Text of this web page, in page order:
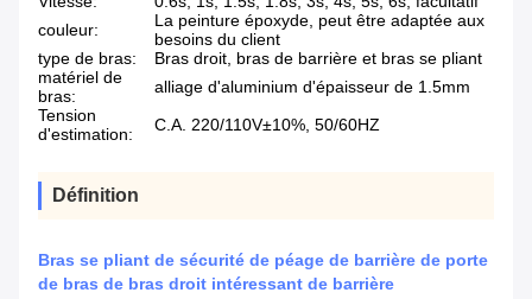
couleur:
La peinture époxyde, peut être adaptée aux
besoins du client
type de bras:
Bras droit, bras de barrière et bras se pliant
matériel de
bras:
alliage d'aluminium d'épaisseur de 1.5mm
Tension
d'estimation:
C.A. 220/110V±10%, 50/60HZ
Définition
Bras se pliant de sécurité de péage de barrière de porte
de bras de bras droit intéressant de barrière